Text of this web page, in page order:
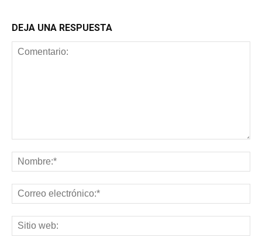
DEJA UNA RESPUESTA